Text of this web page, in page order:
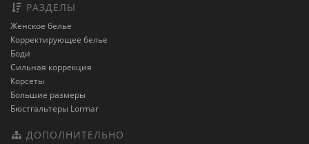
РАЗДЕЛЫ
Женское белье
Корректирующее белье
Боди
Сильная коррекция
Корсеты
Большие размеры
Бюстгальтеры Lormar
ДОПОЛНИТЕЛЬНО